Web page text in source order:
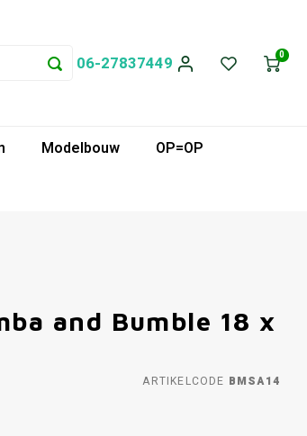
06-27837449 0
Modelbouw
OP=OP
and Bumble 18 x
ARTIKELCODE BMSA14